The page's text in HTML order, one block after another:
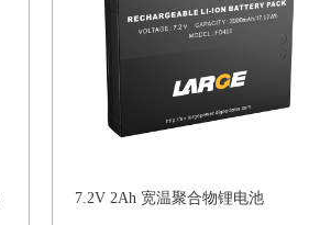
7.2V 2Ah 宽温聚合物锂电池